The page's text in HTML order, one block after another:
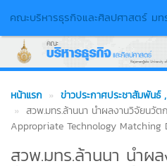
คณะบริหารธุรกิจและศิลปศาสตร์ มท
หน้าแรก ข่าวประกาศประชาสัมพันธ์
สวพ.มทร.ล้านนา นำผลงานวิจัยนวัต
Appropriate Technology Matching
สวพ.มทร.ล้านนา นำผ